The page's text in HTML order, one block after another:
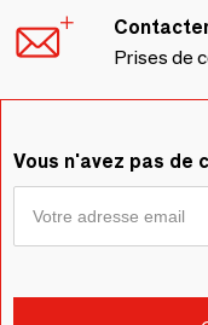
Prises de
Vous n'avez pas de